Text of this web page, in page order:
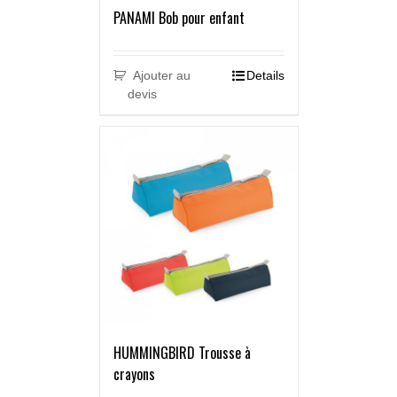
PANAMI Bob pour enfant
Ajouter au
devis
Details
HUMMINGBIRD Trousse à
crayons